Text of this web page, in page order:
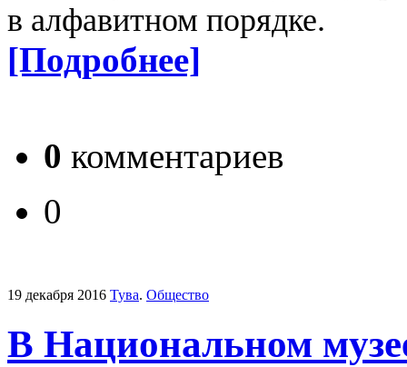
в алфавитном порядке.
[Подробнее]
0 комментариев
0
19 декабря 2016 Тува. Общество
В Национальном